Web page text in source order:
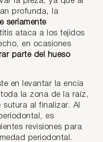
profunda, la
seriamente
ataca a los tejidos
en ocasiones
parte del hueso
en levantar la encía
la zona de la raíz,
al finalizar. Al
es
revisiones para
periodontal.